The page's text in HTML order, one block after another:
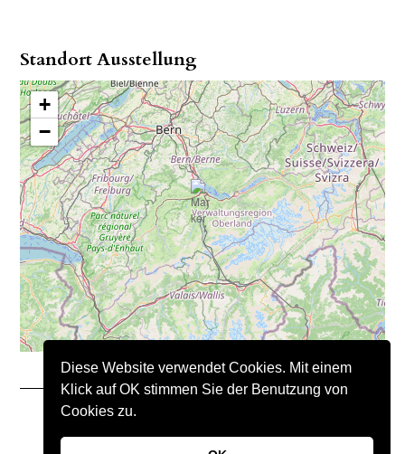
Diese Website verwendet Cookies. Mit einem
Klick auf OK stimmen Sie der Benutzung von
Cookies zu.
Standort Ausstellung
+
−